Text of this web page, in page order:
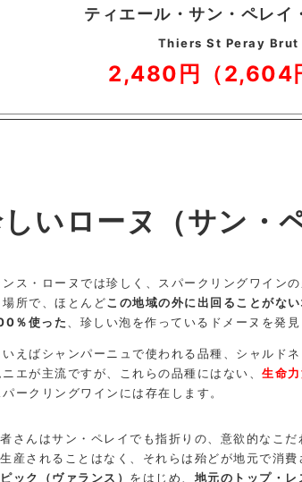
ティエール・サン・ペレイ
Thiers St Peray Brut
2,480円（2,604
いローヌ（サン・
ンス・ローヌでは珍しく、スパークリングワイン
場所で、ほとんどこの地域の外に出回ることがな
％使った
、珍しい泡を作っているドメーヌを発見
いえばシャンパーニュで使われる品種、シャルド
ニエが主流ですが、これらの品種にはない、 生命
ークリングワインには存在します。
さんはサン・ペレイでも指折りの、意欲的なこ
産されることはなく、それらは殆どが地元で消費
ック（ヴァランス） をはじめ、 地元のトップ・